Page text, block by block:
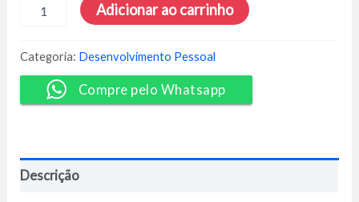
Impacto
-
Diogo
Hudson
Adicionar ao carrinho
Categoria: Desenvolvimento Pessoal
Compre pelo Whatsapp
Descrição